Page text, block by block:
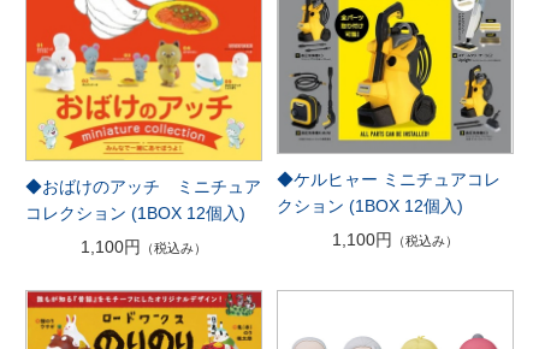
◆おばけのアッチ ミニチュア
コレクション (1BOX 12個入)
1,100円
（税込み）
◆ケルヒャー ミニチュアコレ
クション (1BOX 12個入)
1,100円
（税込み）